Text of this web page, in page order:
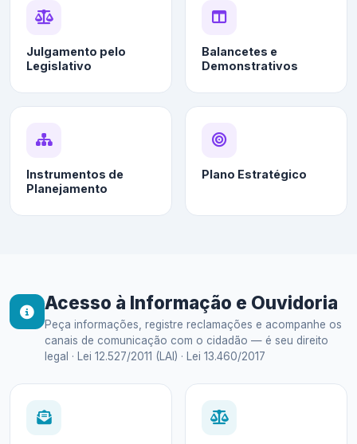
Julgamento pelo
Legislativo
Balancetes e
Demonstrativos
Instrumentos de
Planejamento
Plano Estratégico
Acesso à Informação e Ouvidoria
Peça informações, registre reclamações e acompanhe os
canais de comunicação com o cidadão — é seu direito
legal · Lei 12.527/2011 (LAI) · Lei 13.460/2017